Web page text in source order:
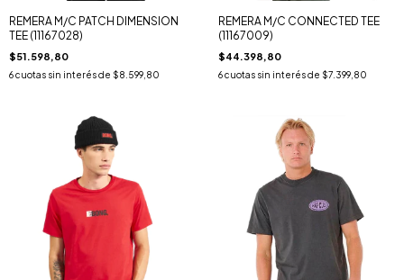
REMERA M/C PATCH DIMENSION
TEE (11167028)
$51.598,80
6cuotas sin interés de $8.599,80
REMERA M/C CONNECTED TEE
(11167009)
$44.398,80
6 cuotas sin interés de $7.399,80